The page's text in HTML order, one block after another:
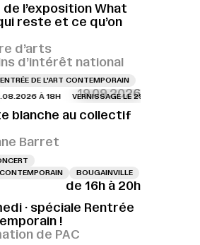
l’exposition What
reste et ce qu’on
d’arts
d’intérêt national
DE L'ART CONTEMPORAIN
LE 29.08.2026 À 15H
À 16H VERNISSAGE LE 29.08.2026 À 16H
LE 29.08.2026 À 18H VERNISSAGE LE
19.09.2026
À 18H VERNISSAGE LE 29.08.2026 À 18H
blanche au collectif
Barret
BOUGAINVILLE
À 18H VERNISSAGE LE 29.08.2026 À 18H
de 16h à 20h
· spéciale Rentrée
!
de PAC